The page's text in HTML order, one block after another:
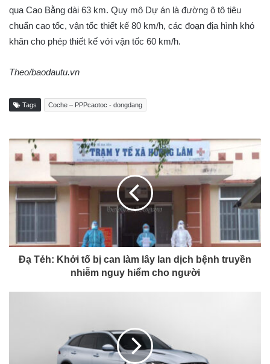
qua Cao Bằng dài 63 km. Quy mô Dự án là đường ô tô tiêu
chuẩn cao tốc, vận tốc thiết kế 80 km/h, các đoạn địa hình khó
khăn cho phép thiết kế với vận tốc 60 km/h.
Theo/baodautu.vn
Tags Coche – PPPcaotoc - dongdang
Đạ Tẻh: Khởi tố bị can làm lây lan dịch bệnh truyền
nhiễm nguy hiểm cho người